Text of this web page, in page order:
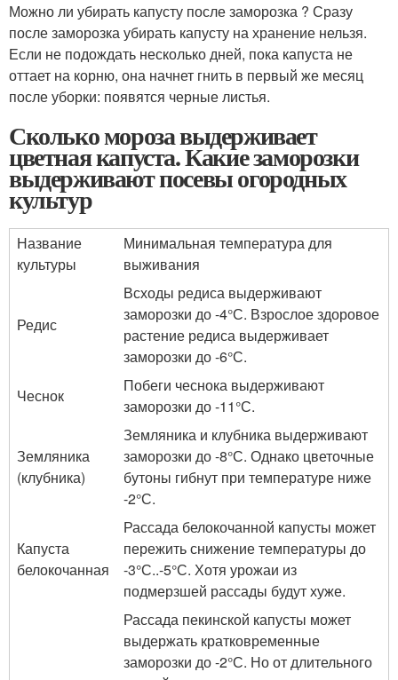
Можно ли убирать капусту после заморозка ? Сразу
после заморозка убирать капусту на хранение нельзя.
Если не подождать несколько дней, пока капуста не
оттает на корню, она начнет гнить в первый же месяц
после уборки: появятся черные листья.
Сколько мороза выдерживает
цветная капуста. Какие заморозки
выдерживают посевы огородных
культур
Название
культуры
Минимальная температура для
выживания
Редис
Всходы редиса выдерживают
заморозки до -4°С. Взрослое здоровое
растение редиса выдерживает
заморозки до -6°С.
Чеснок
Побеги чеснока выдерживают
заморозки до -11°С.
Земляника
(клубника)
Земляника и клубника выдерживают
заморозки до -8°С. Однако цветочные
бутоны гибнут при температуре ниже
-2°С.
Капуста
белокочанная
Рассада белокочанной капусты может
пережить снижение температуры до
-3°С..-5°С. Хотя урожаи из
подмерзшей рассады будут хуже.
Рассада пекинской капусты может
выдержать кратковременные
заморозки до -2°С. Но от длительного